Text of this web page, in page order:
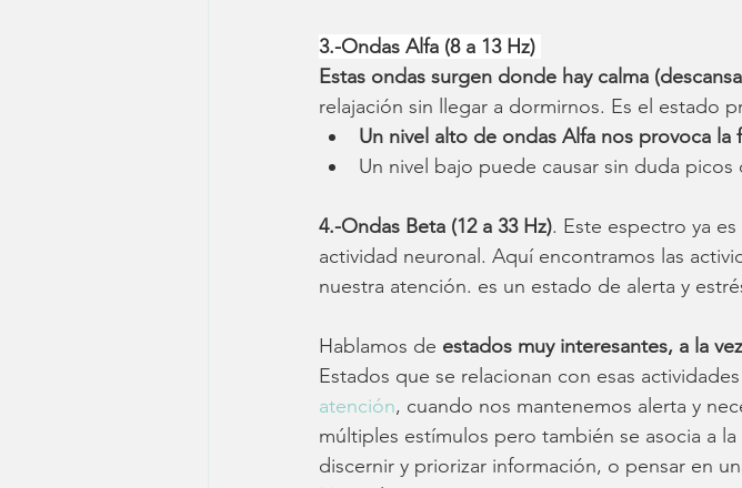
3.-Ondas Alfa (8 a 13 Hz)
Estas ondas surgen donde hay calma
relajación sin llegar a dormirnos. Es el estado
Un nivel alto de ondas Alfa nos provoca la
Un nivel bajo puede causar sin duda picos
4.-Ondas Beta (12 a 33 Hz). Este espectro ya
actividad neuronal. Aquí encontramos las
nuestra atención. es un estado de alerta y
Hablamos de estados muy interesantes, a la
Estados que se relacionan con esas
atención, cuando nos mantenemos alerta y
múltiples estímulos pero también se asocia a
discernir y priorizar información, o pensar en